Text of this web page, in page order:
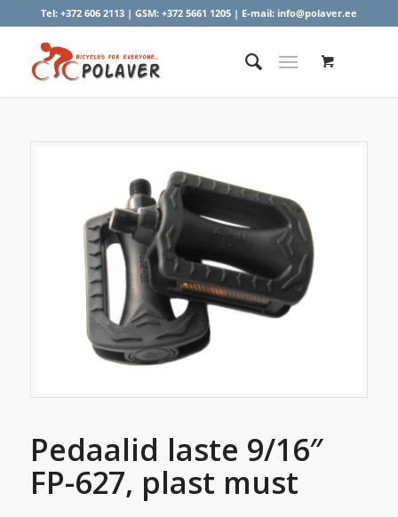
Tel: +372 606 2113| GSM: +372 5661 1205| E-mail: info@polaver.ee
Pedaalid laste 9/16″
FP-627, plast must